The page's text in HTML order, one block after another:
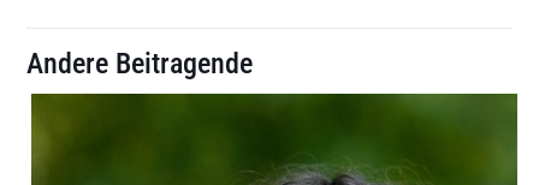
Andere Beitragende